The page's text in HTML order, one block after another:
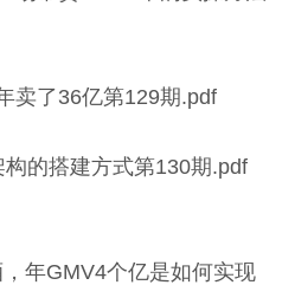
卖了36亿第129期.pdf
的搭建方式第130期.pdf
年GMV4个亿是如何实现